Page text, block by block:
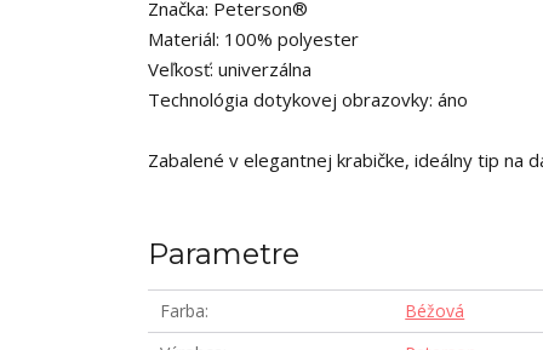
Značka: Peterson®
Materiál: 100% polyester
Veľkosť: univerzálna
Technológia dotykovej obrazovky: áno
Zabalené v elegantnej krabičke, ideálny tip na
Parametre
Farba
Béžová